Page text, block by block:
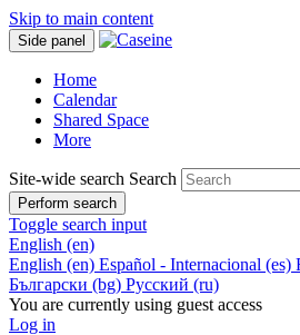
Skip to main content
Side panel
Home
Calendar
Shared Space
More
Site-wide search Search
Perform search
Toggle search input
English ‎(en)‎
English ‎(en)‎ Español - Internacional ‎(es)‎
Български ‎(bg)‎ Русский ‎(ru)‎
You are currently using guest access
Log in